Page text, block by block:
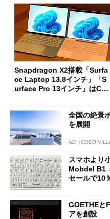
Snapdragon X2搭載「Surfa
ce Laptop 13.8インチ」「S
urface Pro 13インチ」はCop
た
全国の絶景
を展開
AD（COCO
スマホより
Mobdel B1
セールで10
GOETHEと
アを創設